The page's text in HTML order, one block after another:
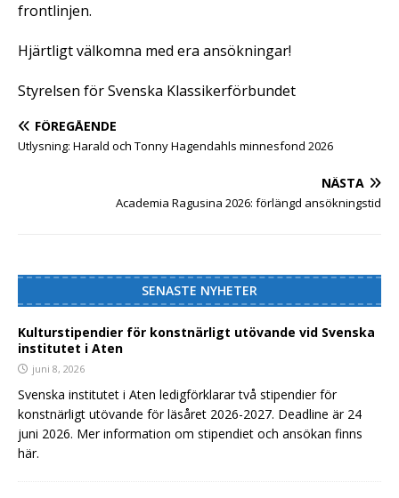
frontlinjen.
Hjärtligt välkomna med era ansökningar!
Styrelsen för Svenska Klassikerförbundet
FÖREGÅENDE
Utlysning: Harald och Tonny Hagendahls minnesfond 2026
NÄSTA
Academia Ragusina 2026: förlängd ansökningstid
SENASTE NYHETER
Kulturstipendier för konstnärligt utövande vid Svenska
institutet i Aten
juni 8, 2026
Svenska institutet i Aten ledigförklarar två stipendier för
konstnärligt utövande för läsåret 2026-2027. Deadline är 24
juni 2026. Mer information om stipendiet och ansökan finns
här.